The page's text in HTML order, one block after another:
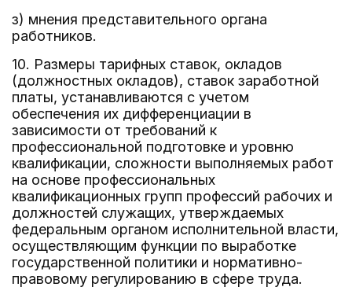
з) мнения представительного органа
работников.
10. Размеры тарифных ставок, окладов
(должностных окладов), ставок заработной
платы, устанавливаются с учетом
обеспечения их дифференциации в
зависимости от требований к
профессиональной подготовке и уровню
квалификации, сложности выполняемых работ
на основе профессиональных
квалификационных групп профессий рабочих и
должностей служащих, утверждаемых
федеральным органом исполнительной власти,
осуществляющим функции по выработке
государственной политики и нормативно-
правовому регулированию в сфере труда.